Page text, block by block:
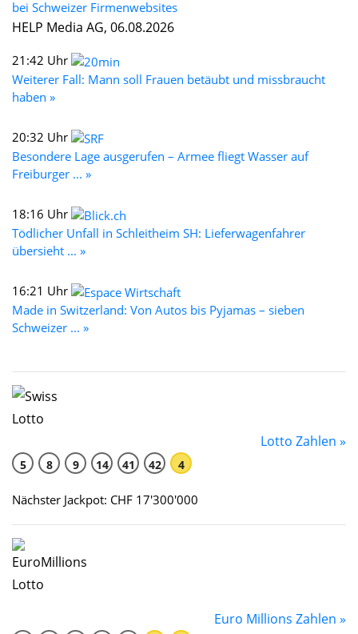
bei Schweizer Firmenwebsites
HELP Media AG, 06.08.2026
21:42 Uhr
Weiterer Fall: Mann soll Frauen betäubt und missbraucht
haben »
20:32 Uhr
Besondere Lage ausgerufen – Armee fliegt Wasser auf
Freiburger ... »
18:16 Uhr
Tödlicher Unfall in Schleitheim SH: Lieferwagenfahrer
übersieht ... »
16:21 Uhr
Made in Switzerland: Von Autos bis Pyjamas – sieben
Schweizer ... »
Lotto Zahlen »
5 8 9 14 41 42 4
Nächster Jackpot: CHF 17'300'000
Euro Millions Zahlen »